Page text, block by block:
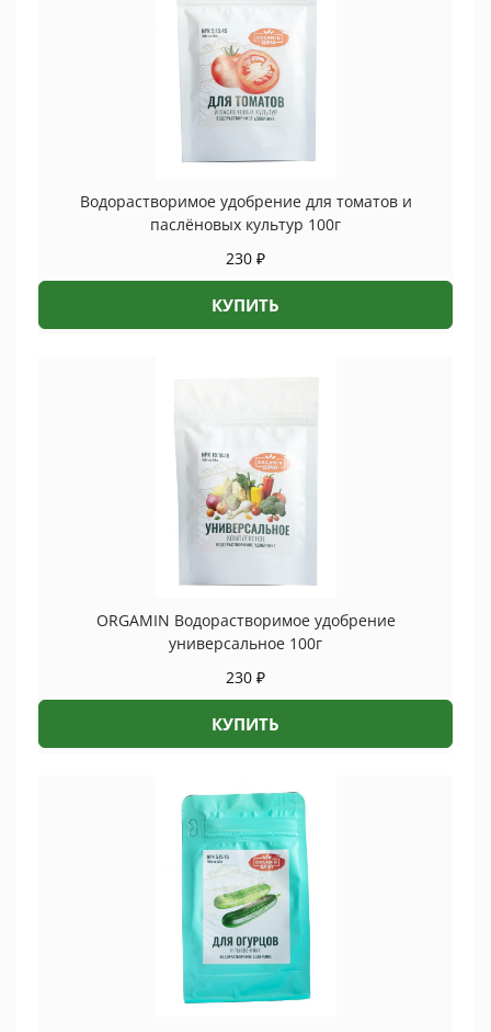
Водорастворимое удобрение для томатов и
паслёновых культур 100г
230 ₽
КУПИТЬ
ORGAMIN Водорастворимое удобрение
универсальное 100г
230 ₽
КУПИТЬ